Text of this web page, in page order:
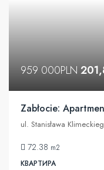
959 000PLN
ul. Stanisława
72.38 m2
КВАРТИРА